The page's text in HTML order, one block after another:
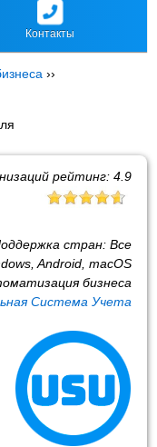
Контакты
››
рейтинг: 4.9
стран: Все
Android, macOS
бизнеса
Система Учета